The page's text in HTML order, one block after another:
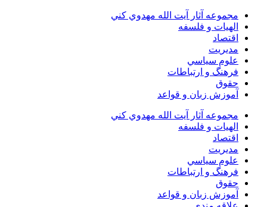
مجموعه آثار آيت الله مهدوي كني
الهیات و فلسفه
اقتصاد
مديريت
علوم سياسي
فرهنگ و ارتباطات
حقوق
آموزش زبان و قواعد
مجموعه آثار آيت الله مهدوي كني
الهیات و فلسفه
اقتصاد
مديريت
علوم سياسي
فرهنگ و ارتباطات
حقوق
آموزش زبان و قواعد